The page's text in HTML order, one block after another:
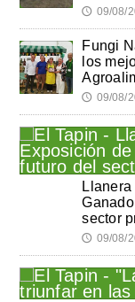
🕔 09/08/
Fungi
los
🕔 09/08/
sector
🕔 09/08/